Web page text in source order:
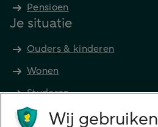
Pensioen
Je situatie
Ouders & kinderen
Wonen
Studeren
Preferred Banking
Wij